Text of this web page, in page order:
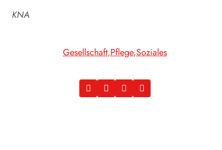
KNA
Gesellschaft Pflege Soziales